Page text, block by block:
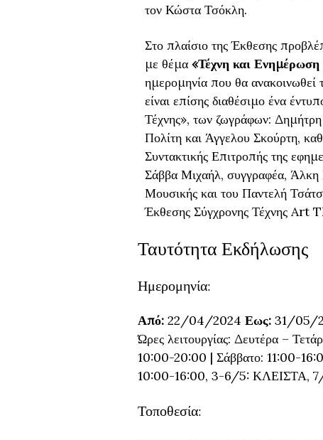
τον Κώστα Τσόκλη.
Στο πλαίσιο της Έκθεσης
με θέμα «Τέχνη και
ημερομηνία που θα ανακοινωθεί
είναι επίσης διαθέσιμο ένα
Τέχνης», των ζωγράφων:
Πολίτη και Άγγελου Σκούρτη,
Συντακτικής Επιτροπής της
Σάββα Μιχαήλ, συγγραφέα, Άλκη
Μουσικής και του Παντελή
Έκθεσης Σύγχρονης Τέχνης
Ταυτότητα Εκδήλωσης
Ημερομηνία:
Από: 22/04/2024 Εως: 31/05/
Ώρες λειτουργίας: Δευτέρα –
10:00-20:00 | Σάββατο: 11:00-
10:00-16:00, 3-6/5: ΚΛΕΙΣΤΑ,
Τοποθεσία: